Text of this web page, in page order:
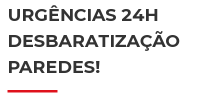
URGÊNCIAS 24H
DESBARATIZAÇÃO
PAREDES!